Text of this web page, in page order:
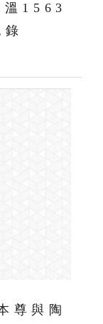
1563
尊與陶